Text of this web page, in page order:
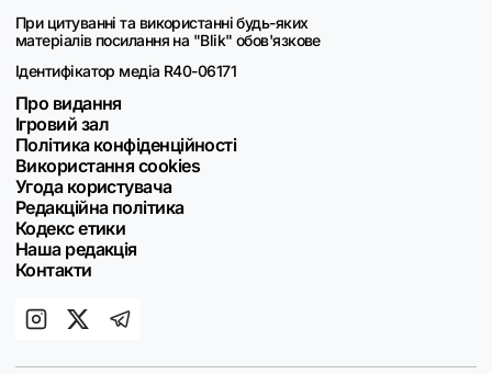
При цитуванні та використанні будь-яких
матеріалів посилання на "Blik" обов'язкове
Ідентифікатор медіа R40-06171
Про видання
Ігровий зал
Політика конфіденційності
Використання cookies
Угода користувача
Редакційна політика
Кодекс етики
Наша редакція
Контакти